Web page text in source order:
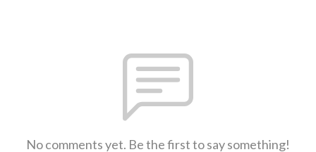
No comments yet. Be the first to say something!